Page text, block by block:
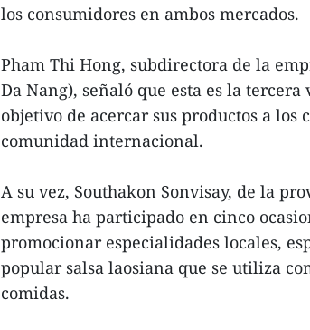
los consumidores en ambos mercados.
Pham Thi Hong, subdirectora de la
Da Nang), señaló que esta es la
objetivo de acercar sus productos a los
comunidad internacional.
A su vez, Southakon Sonvisay, de la
empresa ha participado en cinco
promocionar especialidades locales,
popular salsa laosiana que se utiliza
comidas.